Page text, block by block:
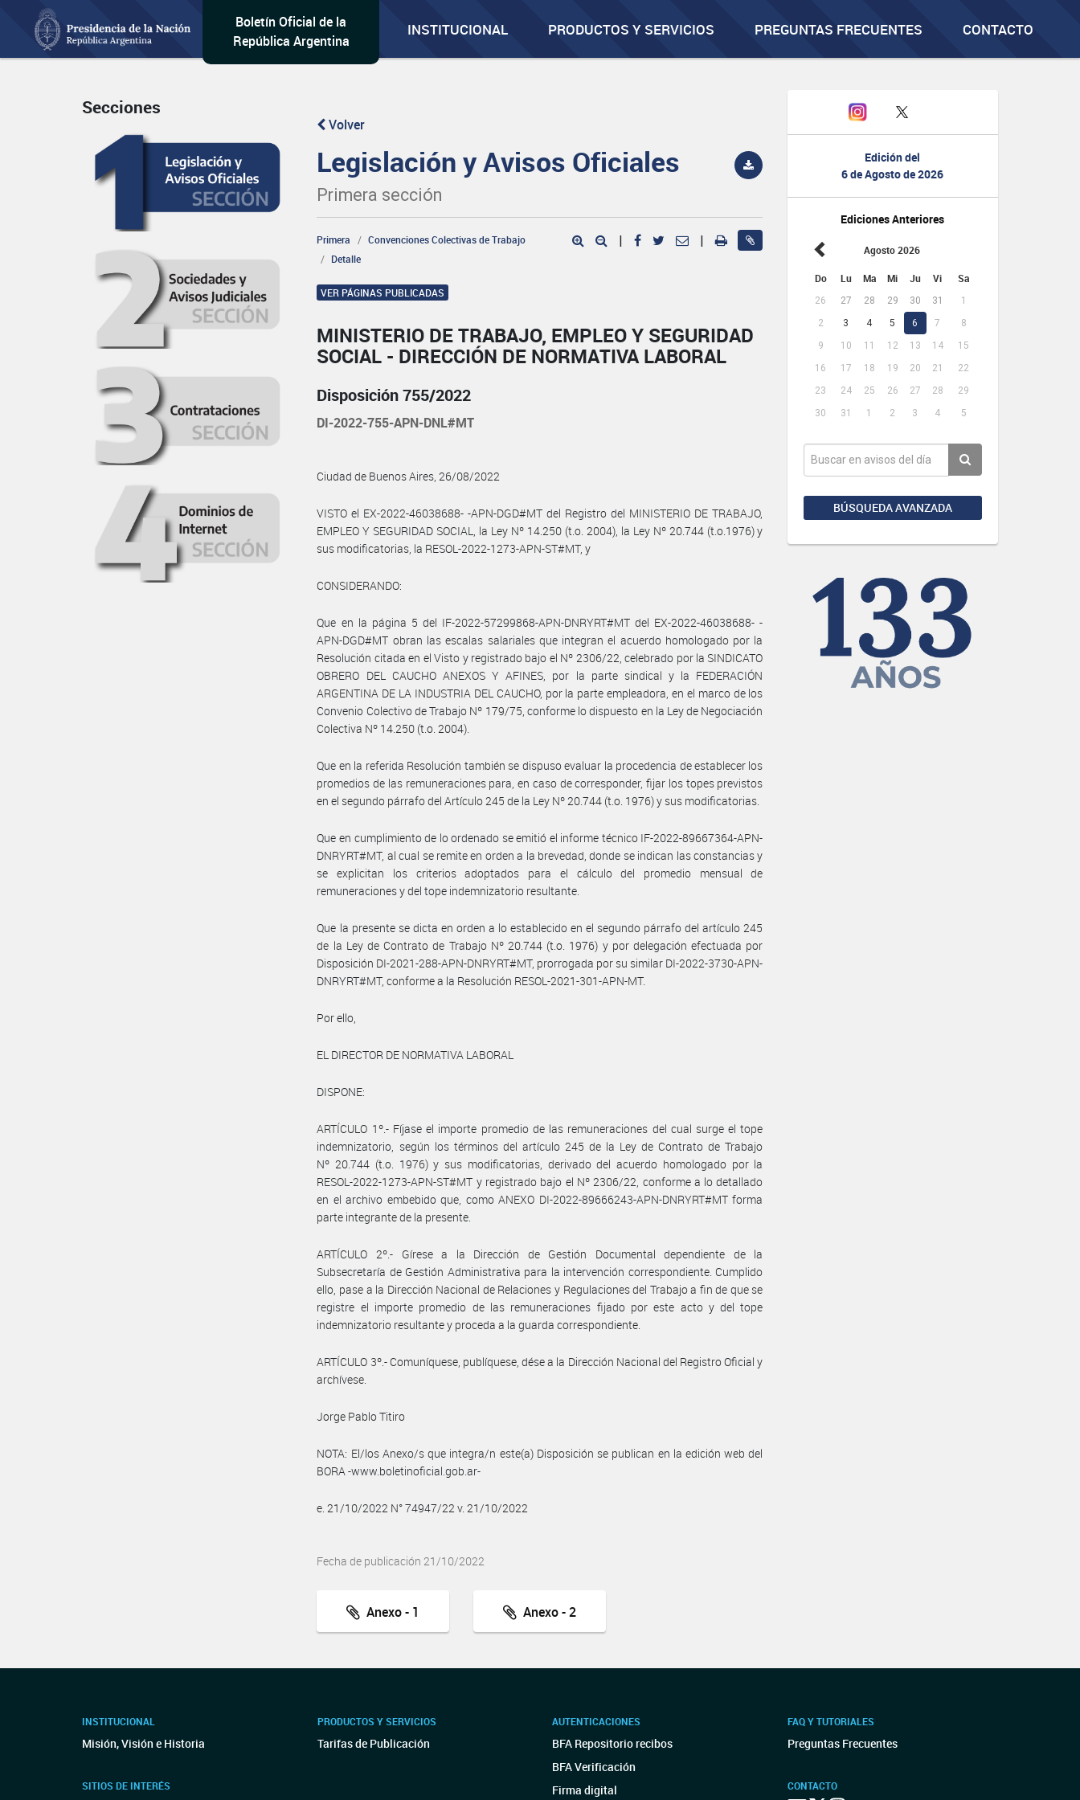
Boletín Oficial de la
República Argentina
INSTITUCIONAL PRODUCTOS Y SERVICIOS PREGUNTAS FRECUENTES CONTACTO
Edición del
6 de Agosto de 2026
Ediciones Anteriores
Agosto 2026
Do Lu Ma Mi Ju Vi Sa
26 27 28 29 30 31
1
2
3 4 5 6 7
8
9
10 11 12 13 14
15
16
17 18 19 20 21
22
23
24 25 26 27 28
29
30
31 1 2 3 4 5
BÚSQUEDA AVANZADA
Secciones
Volver
Legislación y Avisos Oficiales
Primera sección
Primera
Convenciones Colectivas de Trabajo
Detalle
| |
VER PÁGINAS PUBLICADAS
MINISTERIO DE TRABAJO, EMPLEO Y SEGURIDAD
SOCIAL - DIRECCIÓN DE NORMATIVA LABORAL
Disposición 755/2022
DI-2022-755-APN-DNL#MT
Ciudad de Buenos Aires, 26/08/2022
VISTO el EX-2022-46038688- -APN-DGD#MT del Registro del MINISTERIO DE TRABAJO,
EMPLEO Y SEGURIDAD SOCIAL, la Ley Nº 14.250 (t.o. 2004), la Ley Nº 20.744 (t.o.1976) y
sus modificatorias, la RESOL-2022-1273-APN-ST#MT, y
CONSIDERANDO:
Que en la página 5 del IF-2022-57299868-APN-DNRYRT#MT del EX-2022-46038688- -
APN-DGD#MT obran las escalas salariales que integran el acuerdo homologado por la
Resolución citada en el Visto y registrado bajo el Nº 2306/22, celebrado por la SINDICATO
OBRERO DEL CAUCHO ANEXOS Y AFINES, por la parte sindical y la FEDERACIÓN
ARGENTINA DE LA INDUSTRIA DEL CAUCHO, por la parte empleadora, en el marco de los
Convenio Colectivo de Trabajo Nº 179/75, conforme lo dispuesto en la Ley de Negociación
Colectiva Nº 14.250 (t.o. 2004).
Que en la referida Resolución también se dispuso evaluar la procedencia de establecer los
promedios de las remuneraciones para, en caso de corresponder, fijar los topes previstos
en el segundo párrafo del Artículo 245 de la Ley Nº 20.744 (t.o. 1976) y sus modificatorias.
Que en cumplimiento de lo ordenado se emitió el informe técnico IF-2022-89667364-APN-
DNRYRT#MT, al cual se remite en orden a la brevedad, donde se indican las constancias y
se explicitan los criterios adoptados para el cálculo del promedio mensual de
remuneraciones y del tope indemnizatorio resultante.
Que la presente se dicta en orden a lo establecido en el segundo párrafo del artículo 245
de la Ley de Contrato de Trabajo Nº 20.744 (t.o. 1976) y por delegación efectuada por
Disposición DI-2021-288-APN-DNRYRT#MT, prorrogada por su similar DI-2022-3730-APN-
DNRYRT#MT, conforme a la Resolución RESOL-2021-301-APN-MT.
Por ello,
EL DIRECTOR DE NORMATIVA LABORAL
DISPONE:
ARTÍCULO 1º.- Fíjase el importe promedio de las remuneraciones del cual surge el tope
indemnizatorio, según los términos del artículo 245 de la Ley de Contrato de Trabajo
Nº 20.744 (t.o. 1976) y sus modificatorias, derivado del acuerdo homologado por la
RESOL-2022-1273-APN-ST#MT y registrado bajo el Nº 2306/22, conforme a lo detallado
en el archivo embebido que, como ANEXO DI-2022-89666243-APN-DNRYRT#MT forma
parte integrante de la presente.
ARTÍCULO 2º.- Gírese a la Dirección de Gestión Documental dependiente de la
Subsecretaría de Gestión Administrativa para la intervención correspondiente. Cumplido
ello, pase a la Dirección Nacional de Relaciones y Regulaciones del Trabajo a fin de que se
registre el importe promedio de las remuneraciones fijado por este acto y del tope
indemnizatorio resultante y proceda a la guarda correspondiente.
ARTÍCULO 3º.- Comuníquese, publíquese, dése a la Dirección Nacional del Registro Oficial y
archívese.
Jorge Pablo Titiro
NOTA: El/los Anexo/s que integra/n este(a) Disposición se publican en la edición web del
BORA -www.boletinoficial.gob.ar-
e. 21/10/2022 N° 74947/22 v. 21/10/2022
Fecha de publicación 21/10/2022
Anexo - 1 Anexo - 2
INSTITUCIONAL
Misión, Visión e Historia
SITIOS DE INTERÉS
PRODUCTOS Y SERVICIOS
Tarifas de Publicación
AUTENTICACIONES
BFA Repositorio recibos
BFA Verificación
Firma digital
FAQ Y TUTORIALES
Preguntas Frecuentes
CONTACTO